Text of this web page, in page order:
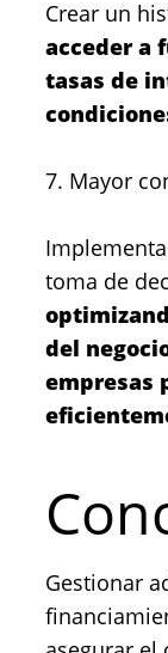
Crear un
acceder a
tasas de
7. Mayor
toma de
del
empresas
Gestionar